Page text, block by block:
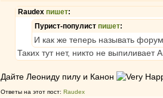
Raudex пишет:
Пурист-популист пишет:
И как же теперь называть
Таких тут нет, никто не выпиливает
Дайте Леониду пилу и Канон
Ответы на этот пост: Raudex